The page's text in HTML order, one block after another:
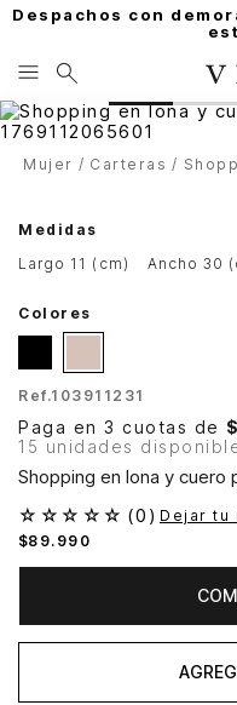
Despachos con
Mujer Carteras
Medidas
largo 11 (cm)
ancho 30
Colores
Ref.103911231
Paga en 3 cuotas de
15 unidades
Shopping en lona y cuero
☆ ☆ ☆ ☆ ☆ (0 ) Dejar tu
$89. 990